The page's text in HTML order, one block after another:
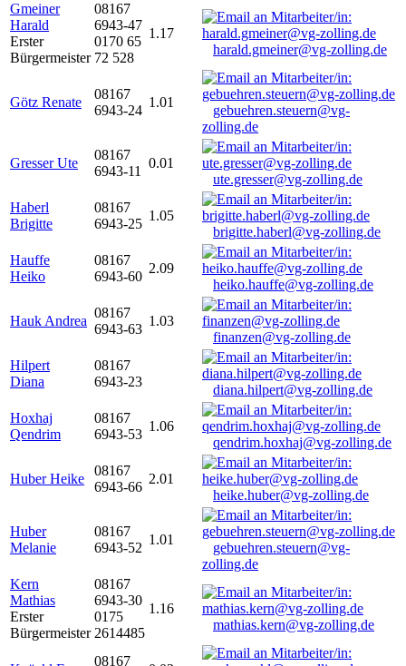
Gmeiner
Harald
Erster
Bürgermeister
08167
6943-47
0170 65
72 528
1.17
harald.gmeiner@vg-zolling.de
Götz Renate
08167
6943-24
1.01
gebuehren.steuern@vg-
zolling.de
Gresser Ute
08167
6943-11
0.01
ute.gresser@vg-zolling.de
Haberl
Brigitte
08167
6943-25
1.05
brigitte.haberl@vg-zolling.de
Hauffe
Heiko
08167
6943-60
2.09
heiko.hauffe@vg-zolling.de
Hauk Andrea
08167
6943-63
1.03
finanzen@vg-zolling.de
Hilpert
Diana
08167
6943-23
diana.hilpert@vg-zolling.de
Hoxhaj
Qendrim
08167
6943-53
1.06
qendrim.hoxhaj@vg-zolling.de
Huber Heike
08167
6943-66
2.01
heike.huber@vg-zolling.de
Huber
Melanie
08167
6943-52
1.01
gebuehren.steuern@vg-
zolling.de
Kern
Mathias
Erster
Bürgermeister
08167
6943-30
0175
2614485
1.16
mathias.kern@vg-zolling.de
08167